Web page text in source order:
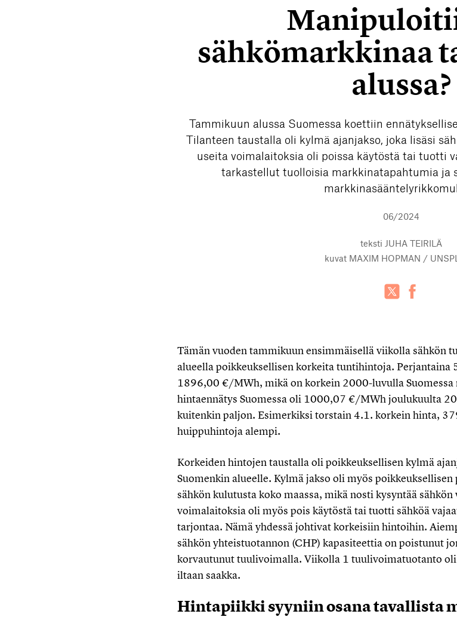
sähkömarkkinaa
alussa?
Tammikuun alussa Suomessa koettiin
Tilanteen taustalla oli kylmä ajanjakso, joka lisäsi
useita voimalaitoksia oli poissa käytöstä tai tuotti
tarkastellut tuolloisia markkinatapahtumia ja
06/2024
teksti JUHA TEIRILÄ
kuvat MAXIM HOPMAN /
Tämän vuoden tammikuun ensimmäisellä viikolla sähkön
alueella poikkeuksellisen korkeita tuntihintoja.
1896,00 €/MWh, mikä on korkein 2000-luvulla
hintaennätys Suomessa oli 1000,07 €/MWh joulukuulta
kuitenkin paljon. Esimerkiksi torstain 4.1. korkein hinta,
huippuhintoja alempi.
Korkeiden hintojen taustalla oli poikkeuksellisen kylmä
Suomenkin alueelle. Kylmä jakso oli myös
sähkön kulutusta koko maassa, mikä nosti kysyntää
voimalaitoksia oli myös pois käytöstä tai tuotti sähköä
tarjontaa. Nämä yhdessä johtivat korkeisiin hintoihin.
sähkön yhteistuotannon (CHP) kapasiteettia on poistunut
korvautunut tuulivoimalla. Viikolla 1 tuulivoimatuotanto
iltaan saakka.
Hintapiikki syyniin osana tavallista